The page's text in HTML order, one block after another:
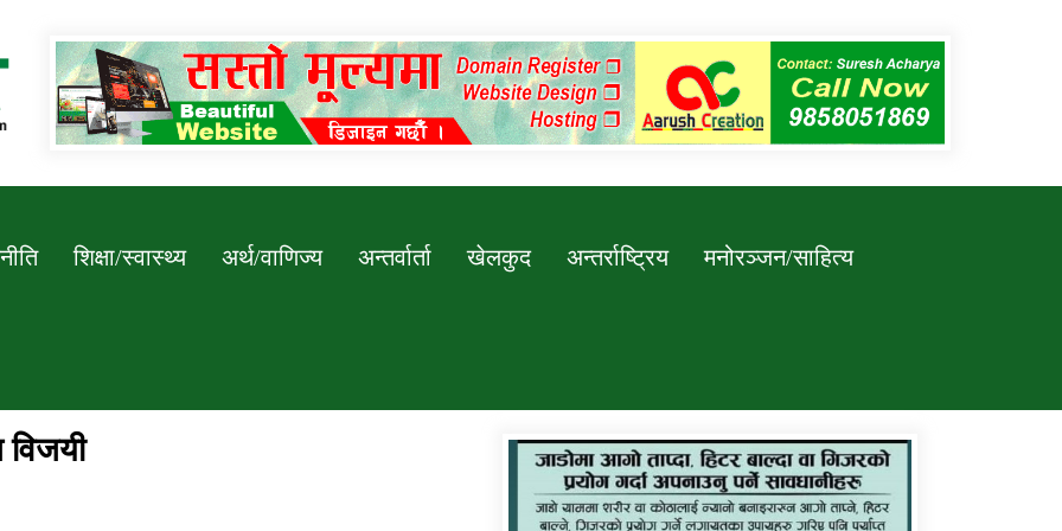
Newssarokar
शिक्षा/स्वास्थ्य अर्थ/वाणिज्य अन्तर्वार्ता खेलकुद अन्तर्राष्ट्रिय मनोरञ्जन/साहित्य
कर्णाली प्रविधि शिक्षालय जुम्लाको सुचना